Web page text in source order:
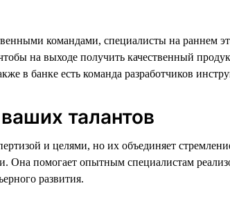
командами, специалисты на раннем
на выходе получить качественный
в банке есть команда разработчиков
талантов
и целями, но их объединяет
Она помогает опытным специалистам
развития.